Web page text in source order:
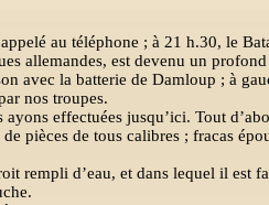
au téléphone ; à 21 h.30, le
allemandes, est devenu un
avec la batterie de Damloup ; à
nos troupes.
effectuées jusqu’ici. Tout
pièces de tous calibres ; fracas
rempli d’eau, et dans lequel il est